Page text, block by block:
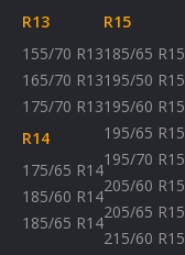
R13
155/70 R13
165/70 R13
175/70 R13
R14
175/65 R14
185/60 R14
185/65 R14
R15
185/65 R15
195/50 R15
195/60 R15
195/65 R15
195/70 R15
205/60 R15
205/65 R15
215/60 R15